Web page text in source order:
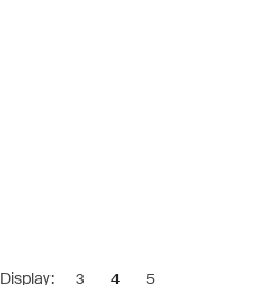
Display: 3 4 5